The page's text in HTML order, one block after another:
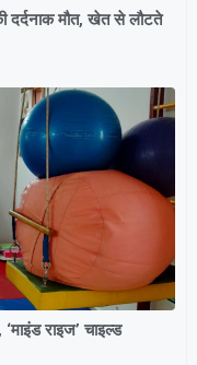
दर्दनाक मौत, खेत से लौटते
राइज’ चाइल्ड